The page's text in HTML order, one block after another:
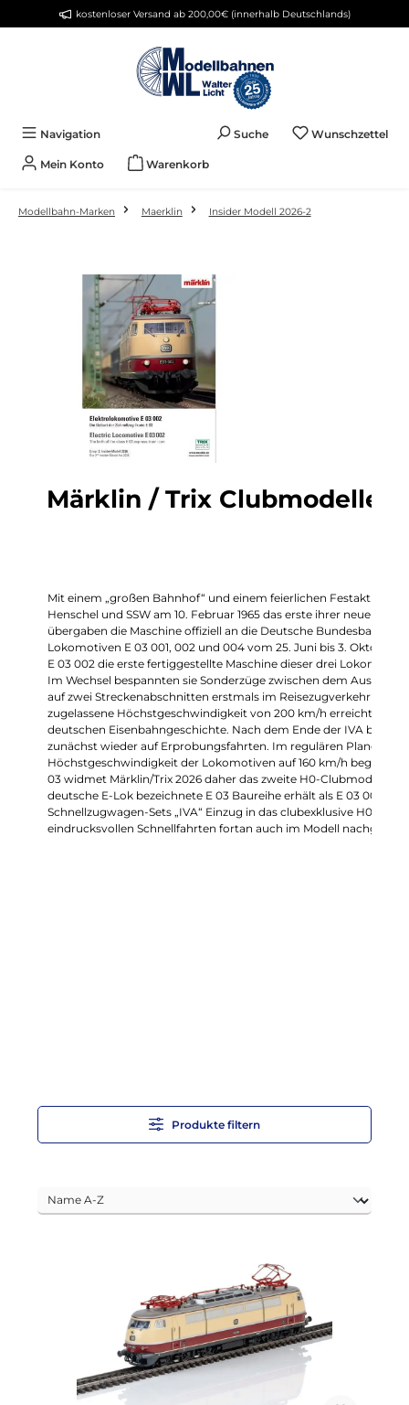
Zum Hauptinhalt springenkostenloser Versand ab 200,00€ (innerhalb Deutschlands)
Navigation Suche WunschzettelDu
Mein Konto Warenkorb
Modellbahn-Marken Maerklin Insider Modell 2026-2
Märklin / Trix Clubmodelle
Mit einem „großen Bahnhof“ und einem feierlichen Festakt in
Henschel und SSW am 10. Februar 1965 das erste ihrer neuen
übergaben die Maschine offiziell an die Deutsche Bundesbahn.
Lokomotiven E 03 001, 002 und 004 vom 25. Juni bis 3. Oktober
E 03 002 die erste fertiggestellte Maschine dieser drei
Im Wechsel bespannten sie Sonderzüge zwischen dem
auf zwei Streckenabschnitten erstmals im Reisezugverkehr die
zugelassene Höchstgeschwindigkeit von 200 km/h erreicht – ein
deutschen Eisenbahngeschichte. Nach dem Ende der IVA
zunächst wieder auf Erprobungsfahrten. Im regulären
Höchstgeschwindigkeit der Lokomotiven auf 160 km/h begrenzt.
03 widmet Märklin/Trix 2026 daher das zweite H0-Clubmodell.
deutsche E-Lok bezeichnete E 03 Baureihe erhält als E 03 002
Schnellzugwagen-Sets „IVA“ Einzug in das clubexklusive H0-
eindrucksvollen Schnellfahrten fortan auch im Modell
Produkte filtern